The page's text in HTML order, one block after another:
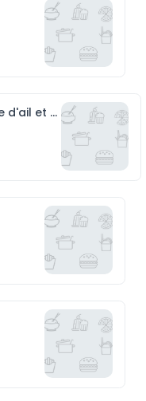
Filet de poisson grillé au beurre d'ail et riz persillé